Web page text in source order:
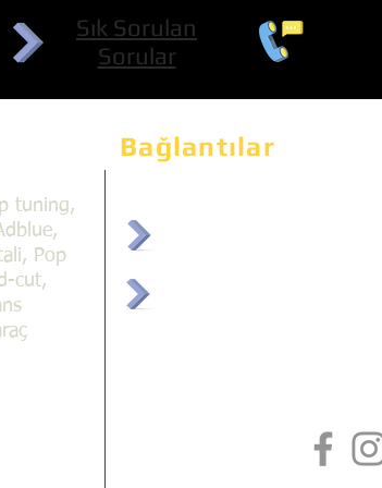
Sık Sorulan
Sorular
Bağlantılar
tuning,
Pop
cut,